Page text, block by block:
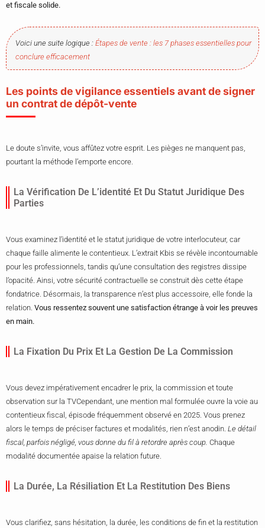
et fiscale solide.
Voici une suite logique : Étapes de vente : les 7 phases essentielles pour
conclure efficacement
Les points de vigilance essentiels avant de signer
un contrat de dépôt-vente
Le doute s’invite, vous affûtez votre esprit. Les pièges ne manquent pas,
pourtant la méthode l’emporte encore.
La Vérification De L’identité Et Du Statut Juridique Des
Parties
Vous examinez l’identité et le statut juridique de votre interlocuteur, car
chaque faille alimente le contentieux. L’extrait Kbis se révèle incontournable
pour les professionnels, tandis qu’une consultation des registres dissipe
l’opacité. Ainsi, votre sécurité contractuelle se construit dès cette étape
fondatrice. Désormais, la transparence n’est plus accessoire, elle fonde la
relation. Vous ressentez souvent une satisfaction étrange à voir les preuves
en main.
La Fixation Du Prix Et La Gestion De La Commission
Vous devez impérativement encadrer le prix, la commission et toute
observation sur la TVCependant, une mention mal formulée ouvre la voie au
contentieux fiscal, épisode fréquemment observé en 2025. Vous prenez
alors le temps de préciser factures et modalités, rien n’est anodin. Le détail
fiscal, parfois négligé, vous donne du fil à retordre après coup. Chaque
modalité documentée apaise la relation future.
La Durée, La Résiliation Et La Restitution Des Biens
Vous clarifiez, sans hésitation, la durée, les conditions de fin et la restitution